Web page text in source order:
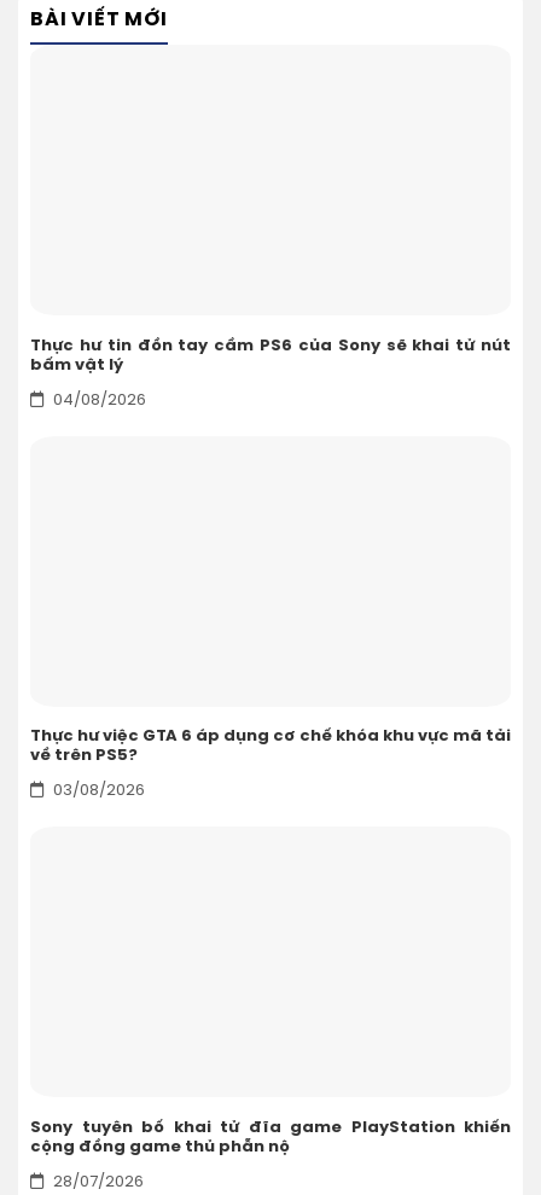
BÀI VIẾT MỚI
Thực hư tin đồn tay cầm PS6 của Sony sẽ khai tử nút
bấm vật lý
04/08/2026
Thực hư việc GTA 6 áp dụng cơ chế khóa khu vực mã tải
về trên PS5?
03/08/2026
Sony tuyên bố khai tử đĩa game PlayStation khiến
cộng đồng game thủ phẫn nộ
28/07/2026